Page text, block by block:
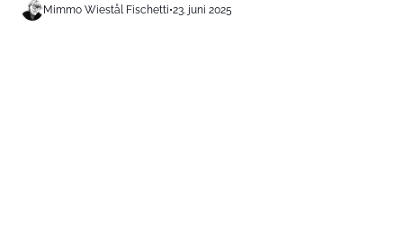
Mimmo Wiestål Fischetti•23. juni 2025